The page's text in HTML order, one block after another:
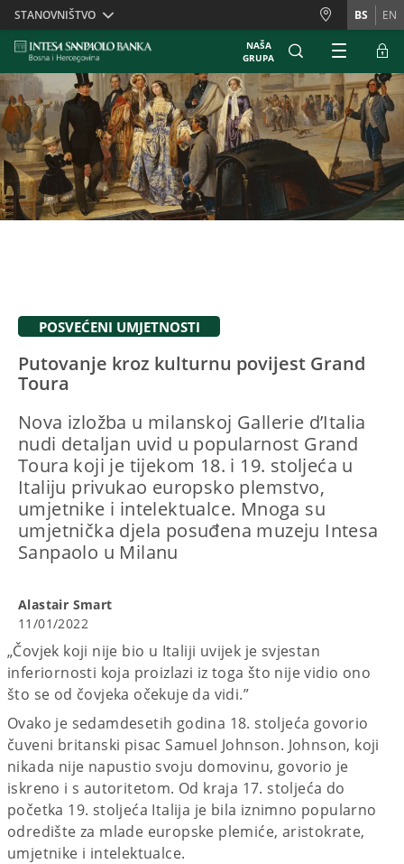
Skiplinks
STANOVNIŠTVO BS EN
NAŠA
GRUPA
POSVEĆENI UMJETNOSTI
Putovanje kroz kulturnu povijest Grand
Toura
Nova izložba u milanskoj Gallerie d’Italia
nudi detaljan uvid u popularnost Grand
Toura koji je tijekom 18. i 19. stoljeća u
Italiju privukao europsko plemstvo,
umjetnike i intelektualce. Mnoga su
umjetnička djela posuđena muzeju Intesa
Sanpaolo u Milanu
Alastair Smart
11/01/2022
„Čovjek koji nije bio u Italiji uvijek je svjestan
inferiornosti koja proizlazi iz toga što nije vidio ono
što se od čovjeka očekuje da vidi.”
Ovako je sedamdesetih godina 18. stoljeća govorio
čuveni britanski pisac Samuel Johnson. Johnson, koji
nikada nije napustio svoju domovinu, govorio je
iskreno i s autoritetom. Od kraja 17. stoljeća do
početka 19. stoljeća Italija je bila iznimno popularno
odredište za mlade europske plemiće, aristokrate,
umjetnike i intelektualce.